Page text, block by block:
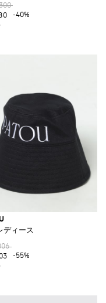
-40%
ディース
-55%